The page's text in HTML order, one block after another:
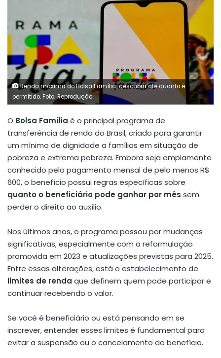
Renda máxima do Bolsa Família: descubra até quanto é
permitido. Foto; Reprodução
O Bolsa Família é o principal programa de
transferência de renda do Brasil, criado para garantir
um mínimo de dignidade a famílias em situação de
pobreza e extrema pobreza. Embora seja amplamente
conhecido pelo pagamento mensal de pelo menos R$
600, o benefício possui regras específicas sobre
quanto o beneficiário pode ganhar por mês sem
perder o direito ao auxílio.
Nos últimos anos, o programa passou por mudanças
significativas, especialmente com a reformulação
promovida em 2023 e atualizações previstas para 2025.
Entre essas alterações, está o estabelecimento de
limites de renda que definem quem pode participar e
continuar recebendo o valor.
Se você é beneficiário ou está pensando em se
inscrever, entender esses limites é fundamental para
evitar a suspensão ou o cancelamento do benefício.